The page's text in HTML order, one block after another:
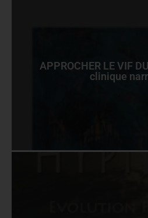
APPROCHER LE VIF
clinique